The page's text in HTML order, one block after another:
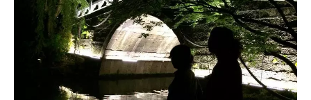
دانمارک
بلغارستان
استونی
اسلوونی